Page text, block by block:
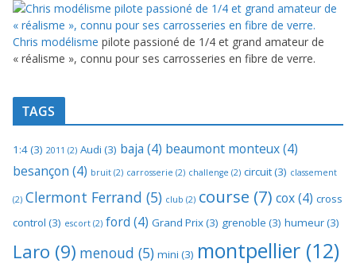
Chris modélisme pilote passioné de 1/4 et grand amateur de
« réalisme », connu pour ses carrosseries en fibre de verre.
TAGS
1:4(3) 2011 (2) Audi (3) baja (4) beaumont monteux(4)
besançon (4) bruit (2) carrosserie (2) challenge (2) circuit(3) classement
(2) Clermont Ferrand (5) club (2) course (7) cox(4) cross
control (3) escort (2) ford (4) Grand Prix(3) grenoble (3) humeur(3)
Laro (9) menoud (5) mini (3) montpellier (12)